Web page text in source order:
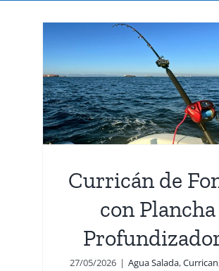
Curricán de
con Plancha
27/05/2026 | Agua Salada,Currican